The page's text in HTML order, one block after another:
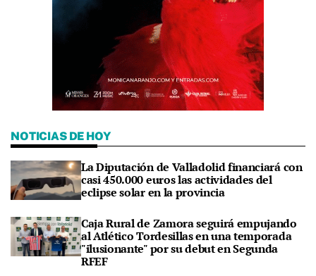
NOTICIAS DE HOY
La Diputación de Valladolid financiará con
casi 450.000 euros las actividades del
eclipse solar en la provincia
Caja Rural de Zamora seguirá empujando
al Atlético Tordesillas en una temporada
"ilusionante" por su debut en Segunda
RFEF